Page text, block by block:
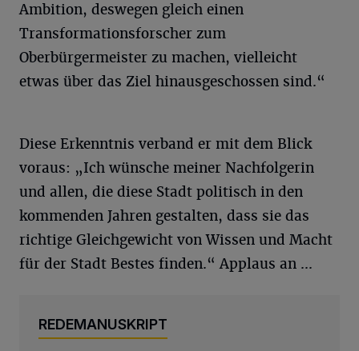
Ambition, deswegen gleich einen
Transformationsforscher zum
Oberbürgermeister zu machen, vielleicht
etwas über das Ziel hinausgeschossen sind.“
Diese Erkenntnis verband er mit dem Blick
voraus: „Ich wünsche meiner Nachfolgerin
und allen, die diese Stadt politisch in den
kommenden Jahren gestalten, dass sie das
richtige Gleichgewicht von Wissen und Macht
für der Stadt Bestes finden.“ Applaus an ...
REDEMANUSKRIPT